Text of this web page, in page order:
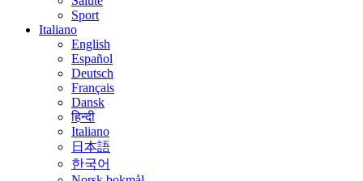
Sport
Italiano
English
Español
Deutsch
Français
Dansk
हिन्दी
Italiano
日本語
한국어